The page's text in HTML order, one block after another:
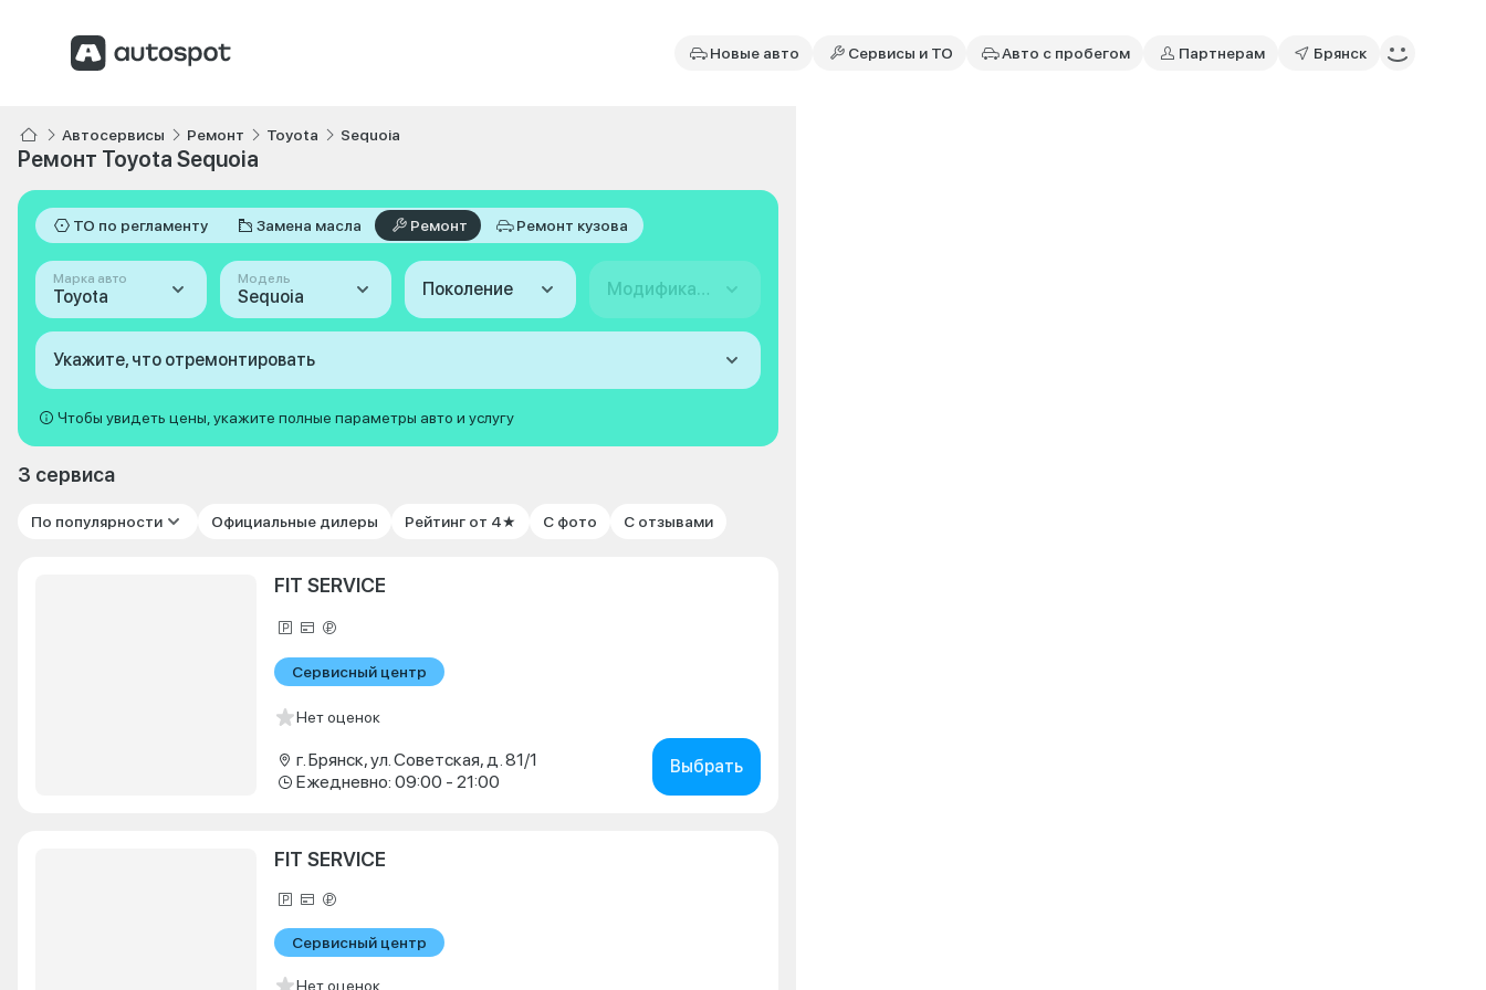
Новые авто Сервисы и ТО Авто с пробегом Партнерам Брянск
Автосервисы Ремонт Toyota Sequoia
Ремонт Toyota Sequoia
ТО по регламенту Замена масла Ремонт Ремонт кузова
Марка авто
Toyota
Модель
Sequoia Поколение Модификация
Укажите, что отремонтировать
Чтобы увидеть цены, укажите полные параметры авто и услугу
3 сервиса
По популярности Официальные дилеры Рейтинг от 4★ С фото С отзывами
FIT SERVICE
Сервисный центр
Нет оценок
г. Брянск, ул. Советская, д. 81/1
Ежедневно: 09:00 - 21:00
Выбрать
FIT SERVICE
Сервисный центр
Нет оценок